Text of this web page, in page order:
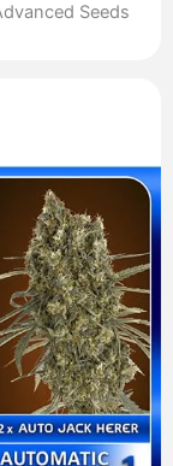
Seeds